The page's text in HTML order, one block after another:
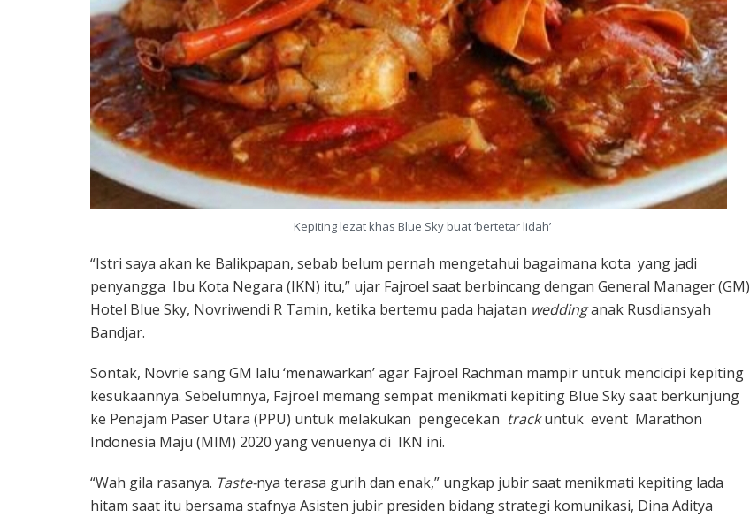
Kepiting lezat khas Blue Sky buat ‘bertetar lidah’
“Istri saya akan ke Balikpapan, sebab belum pernah mengetahui bagaimana kota yang jadi
penyangga Ibu Kota Negara (IKN) itu,” ujar Fajroel saat berbincang dengan General Manager (GM)
Hotel Blue Sky, Novriwendi R Tamin, ketika bertemu pada hajatan weddinganak Rusdiansyah
Bandjar.
Sontak, Novrie sang GM lalu ‘menawarkan’ agar Fajroel Rachman mampir untuk mencicipi kepiting
kesukaannya. Sebelumnya, Fajroel memang sempat menikmati kepiting Blue Sky saat berkunjung
ke Penajam Paser Utara (PPU) untuk melakukan pengecekan trackuntuk event Marathon
Indonesia Maju (MIM) 2020 yang venuenya di IKN ini.
“Wah gila rasanya. Taste-nya terasa gurih dan enak,” ungkap jubir saat menikmati kepiting lada
hitam saat itu bersama stafnya Asisten jubir presiden bidang strategi komunikasi, Dina Aditya